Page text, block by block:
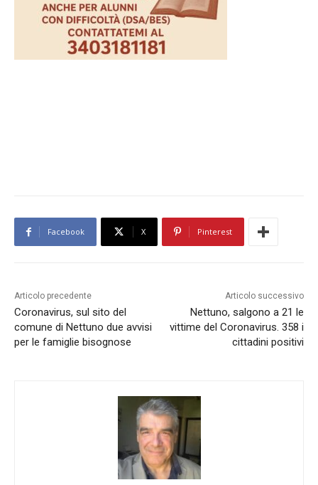
Facebook X Pinterest
Articolo precedente
Coronavirus, sul sito del
comune di Nettuno due avvisi
per le famiglie bisognose
Articolo successivo
Nettuno, salgono a 21 le
vittime del Coronavirus. 358 i
cittadini positivi